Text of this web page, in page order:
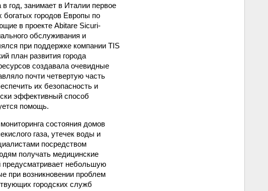
год, занимает в Италии первое
городов Европы по
в проекте Abitare Sicuri-
обслуживания и
при поддержке компании TIS
план развития города
создавала очевидные
почти четвертую часть
их безопасность и
эффективный способ
помощь.
состояния домов
газа, утечек воды и
посредством
получать медицинские
предусматривает небольшую
при возникновении проблем
городских служб